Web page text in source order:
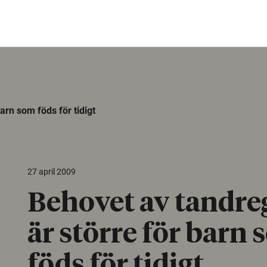
som föds för tidigt
27 april 2009
Behovet av
är större för barn